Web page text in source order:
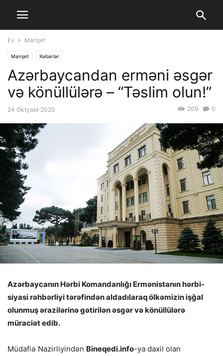
Ev Manşet
Manşet Xəbərlər
Azərbaycandan erməni əsgər
və könüllülərə – “Təslim olun!”
24 Oktyabr 2020 0
209
Azərbaycanın Hərbi Komandanlığı Ermənistanın hərbi-
siyasi rəhbərliyi tərəfindən aldadılaraq ölkəmizin işğal
olunmuş ərazilərinə gətirilən əsgər və könüllülərə
müraciət edib.
Müdafiə Nazirliyindən Bineqedi.info-ya daxil olan